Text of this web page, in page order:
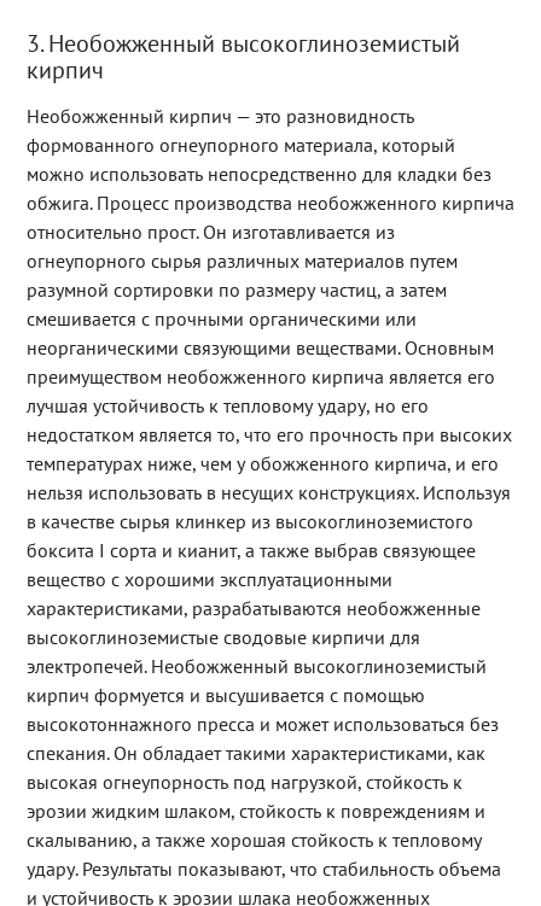
3. Необожженный высокоглиноземистый
кирпич
Необожженный кирпич — это разновидность
формованного огнеупорного материала, который
можно использовать непосредственно для кладки без
обжига. Процесс производства необожженного кирпича
относительно прост. Он изготавливается из
огнеупорного сырья различных материалов путем
разумной сортировки по размеру частиц, а затем
смешивается с прочными органическими или
неорганическими связующими веществами. Основным
преимуществом необожженного кирпича является его
лучшая устойчивость к тепловому удару, но его
недостатком является то, что его прочность при высоких
температурах ниже, чем у обожженного кирпича, и его
нельзя использовать в несущих конструкциях. Используя
в качестве сырья клинкер из высокоглиноземистого
боксита I сорта и кианит, а также выбрав связующее
вещество с хорошими эксплуатационными
характеристиками, разрабатываются необожженные
высокоглиноземистые сводовые кирпичи для
электропечей. Необожженный высокоглиноземистый
кирпич формуется и высушивается с помощью
высокотоннажного пресса и может использоваться без
спекания. Он обладает такими характеристиками, как
высокая огнеупорность под нагрузкой, стойкость к
эрозии жидким шлаком, стойкость к повреждениям и
скалыванию, а также хорошая стойкость к тепловому
удару. Результаты показывают, что стабильность объема
и устойчивость к эрозии шлака необожженных